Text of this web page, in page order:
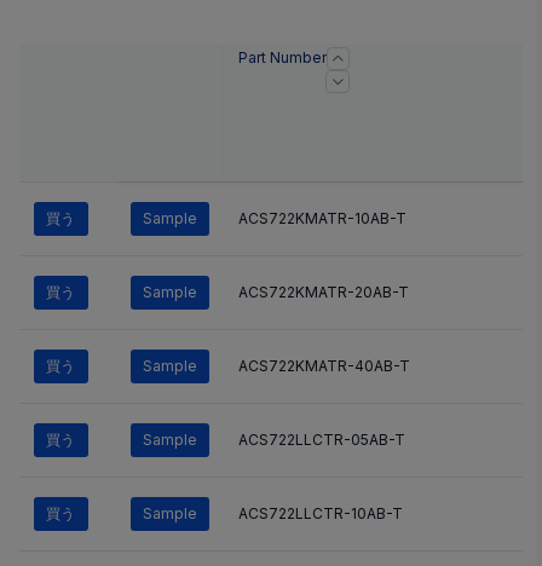
Part Number
買う Sample ACS722KMATR-10AB-T
買う Sample ACS722KMATR-20AB-T
買う Sample ACS722KMATR-40AB-T
買う Sample ACS722LLCTR-05AB-T
買う Sample ACS722LLCTR-10AB-T